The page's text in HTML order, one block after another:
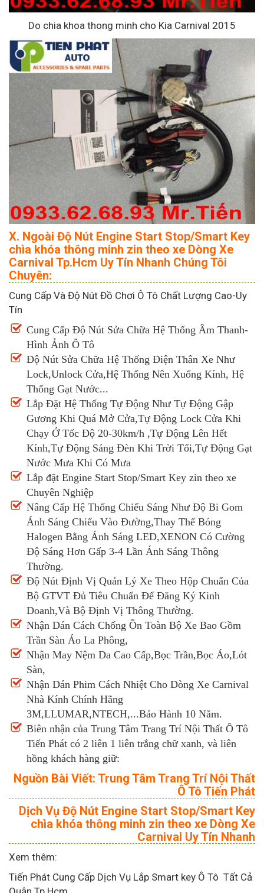
Do chia khoa thong minh cho Kia Carnival 2015
X. Ngoài Độ Nút Engine Start Stop/Smart Key
chìa khóa thông minh zin theo xe Dòng Xe
Carnival Tp.Hcm Uy Tín Nhanh Chúng Tôi
Chuyên:
Cung Cấp Và Độ Nút Đồ Chơi Ô Tô Chất Lượng Cao-Uy
Tín
Cung Cấp Độ Nút Sửa Chữa Hệ Thống Âm Thanh-
Hình Ảnh Ô Tô
Độ Nút Sửa Chữa Hệ Thống Điện Thân Xe Như
Lock,Unlock Cửa,Hệ Thống Nên Xuống Kính, Hệ
Thống Gạt Nước...
Lắp Đặt Hệ Thống Tự Động Như Tự Động Gập
Gương Khi Quá Mở Cửa,Tự Động Lock Cửa Khi
Chạy Ở Tốc Độ 20-30km/h ,Tự Động Lên Hết
Kính,Tự Động Sáng Đèn Khi Trời Tối,Tự Động Gạt
Nước Mưa Khi Có Mưa
Lắp đặt Engine Start Stop/Smart Key zin theo xe
Chuyên Nghiệp
Nâng Cấp Hệ Thống Chiếu Sáng Như Độ Bi Gom
Ánh Sáng Chiếu Vào Đường,Thay Thế Bóng
Halogen Bằng Ánh Sáng LED,XENON Có Cường
Độ Sáng Hơn Gấp 3-4 Lần Ánh Sáng Thông
Thường.
Độ Nút Định Vị Quản Lý Xe Theo Hộp Chuẩn Của
Bộ GTVT Đủ Tiêu Chuẩn Để Đăng Ký Kinh
Doanh,Và Bộ Định Vị Thông Thường.
Nhận Dán Cách Chống Ồn Toàn Bộ Xe Bao Gồm
Trần Sàn Áo La Phông,
Nhận May Nệm Da Cao Cấp,Bọc Trần,Bọc Áo,Lót
Sàn,
Nhận Dán Phim Cách Nhiệt Cho Dòng Xe Carnival
Nhà Kính Chính Hãng
3M,LLUMAR,NTECH,...Bảo Hành 10 Năm.
Biên nhận của Trung Tâm Trang Trí Nội Thất Ô Tô
Tiến Phát có 2 liên 1 liên trắng chữ xanh, và liên
hồng khách hàng giữ:
Nguồn Bài Viết: Trung Tâm Trang Trí Nội Thất
Ô Tô Tiến Phát
Dịch Vụ Độ Nút Engine Start Stop/Smart Key
chìa khóa thông minh zin theo xe Dòng Xe
Carnival Uy Tín Nhanh
Xem thêm:
Tiến Phát Cung Cấp Dịch Vụ Lắp Smart key Ô Tô Tất Cả